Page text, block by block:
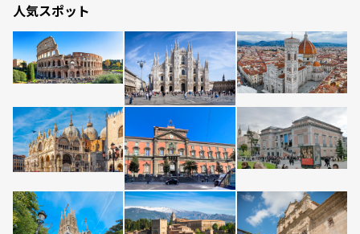
人気スポット